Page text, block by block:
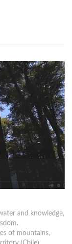
and knowledge,
of mountains,